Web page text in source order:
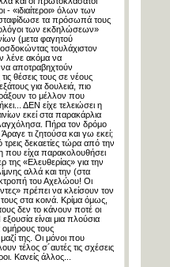
«ιδιαίτεροι» όλων των
τα πρόσωπά τους
των εκδηλώσεων»
(μετα φαγητού
τουλάχιστον
λένε ακόμα να
αποτραβηχτούν
θέσεις τους σε νέους
για δουλειά, πιο
το μέλλον που
ΔΕΝ είχε τελειώσει η
εκεί στα παρακάρλια
Πήρα τον δρόμο
τι ζητούσα και γω εκεί;
δεκαετίες τώρα από την
είχα παρακολουθήσει
της «Ελευθερίας» για την
αλλά και την (στα
του Αχελώου! Οι
πρέπει να κλείσουν τον
στα κοινά. Κρίμα όμως,
δεν το κάνουν ποτέ οι
είναι μια πλούσια
τους
της. Οι μόνοι που
τέλος σ´αυτές τις σχέσεις
Κανείς άλλος...